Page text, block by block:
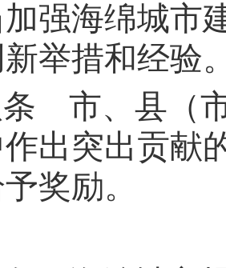
强海绵城市
举措和经验
市、县（
出突出贡献
奖励。